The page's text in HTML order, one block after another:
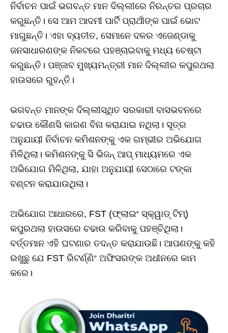
ନିର୍ବାଚନ ପାଇଁ ଭଗବନ୍ତ ମାନ ଦିଲ୍ଲୀରେ ନିରନ୍ତର ପ୍ରଚାର
କରୁଛନ୍ତି। ସେ ଆମ ଆଦମୀ ପାର୍ଟି ପ୍ରାର୍ଥୀଙ୍କ ପାଇଁ ଭୋଟ
ମାଗୁଛନ୍ତି। ଏହା ବ୍ୟତୀତ, ସେମାନେ ଦଳର ଏଜେଣ୍ଡାକୁ
ଜନସାଧାରଣଙ୍କ ନିକଟରେ ପହଞ୍ଚାଇବାକୁ ମଧ୍ୟ ଚେଷ୍ଟା
କରୁଛନ୍ତି। ପଞ୍ଜାବ ମୁଖ୍ୟମନ୍ତ୍ରୀ ମାନ ଦିଲ୍ଲୀର କପୁରଥଲା
ହାଉସରେ ରୁହନ୍ତି।
ଭଗବନ୍ତ ମାନଙ୍କ ଦିଲ୍ଲୀସ୍ଥିତ ସରକାରୀ ବାସଭବନରେ
ଚଢାଉ କୌଣସି କାରଣ ବିନା କରାଯାଇ ନଥିଲା। ସୂତ୍ର
ଅନୁଯାୟୀ ନିର୍ବାଚନ କମିଶନଙ୍କୁ ଏକ ଗମ୍ଭୀର ଅଭିଯୋଗ
ମିଳିଥିଲା। କମିଶନଙ୍କୁ ସି ଭିଜନ୍ ଆପ୍ ମାଧ୍ୟମରେ ଏକ
ଅଭିଯୋଗ ମିଳିଥିଲା, ଯାହା ଅନୁଯାୟୀ ସେଠାରେ ଟଙ୍କା
ବଣ୍ଟନ କରାଯାଉଥିଲା।
ଅଭିଯୋଗ ଆଧାରରେ, FST (ଫ୍ଲାଇଂ ସ୍କ୍ୱାଡ୍ ଟିମ୍)
କପୁରଥଲା ହାଉସରେ ଚଢାଉ କରିବାକୁ ପହଞ୍ଚିଥିଲା।
ବର୍ତ୍ତମାନ ଏହି ଘଟଣାର ତଦନ୍ତ କରାଯାଉଛି। ଆପଣଙ୍କୁ କହି
ରଖୁଛୁ ଯେ FST ରିଟର୍ଣ୍ଣିଂ ଅଫିସରଙ୍କ ଅଧୀନରେ କାମ
କରେ।